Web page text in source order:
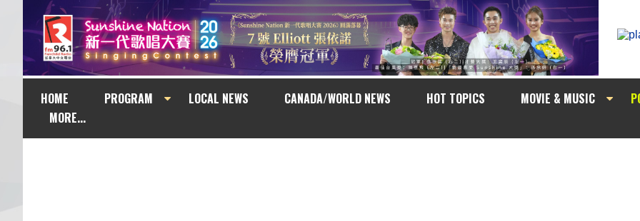
HOME PROGRAM LOCAL NEWS CANADA/WORLD NEWS HOT TOPICS MOVIE & MUSIC
MORE...